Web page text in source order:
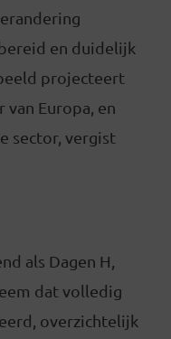
en duidelijk
projecteert
Europa, en
sector, vergist
als Dagen H,
dat volledig
overzichtelijk